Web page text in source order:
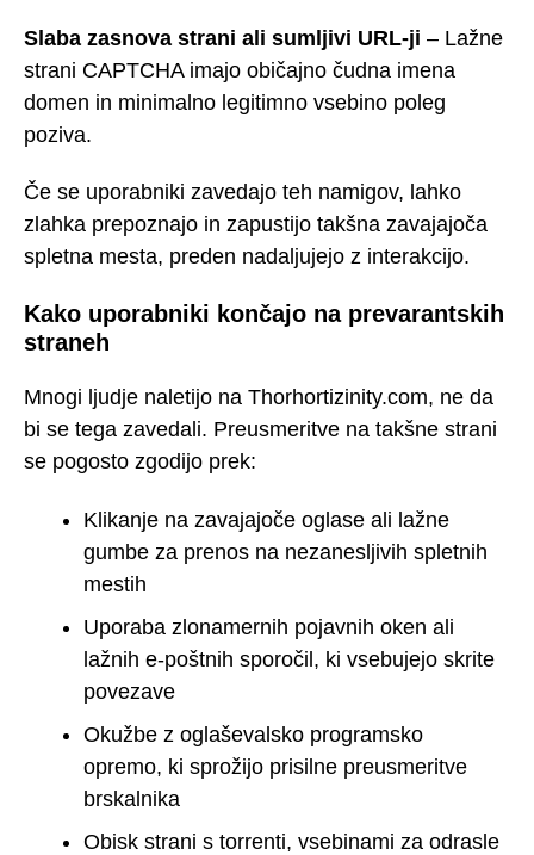
Slaba zasnova strani ali sumljivi URL-ji – Lažne
strani CAPTCHA imajo običajno čudna imena
domen in minimalno legitimno vsebino poleg
poziva.
Če se uporabniki zavedajo teh namigov, lahko
zlahka prepoznajo in zapustijo takšna zavajajoča
spletna mesta, preden nadaljujejo z interakcijo.
Kako uporabniki končajo na prevarantskih
straneh
Mnogi ljudje naletijo na Thorhortizinity.com, ne da
bi se tega zavedali. Preusmeritve na takšne strani
se pogosto zgodijo prek:
Klikanje na zavajajoče oglase ali lažne
gumbe za prenos na nezanesljivih spletnih
mestih
Uporaba zlonamernih pojavnih oken ali
lažnih e-poštnih sporočil, ki vsebujejo skrite
povezave
Okužbe z oglaševalsko programsko
opremo, ki sprožijo prisilne preusmeritve
brskalnika
Obisk strani s torrenti, vsebinami za odrasle